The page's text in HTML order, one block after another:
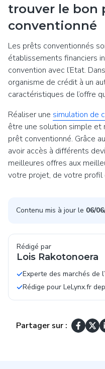
trouver le bon
conventionné
Les prêts conventionnés
établissements financiers
convention avec l’Etat.
organisme de crédit à un
caractéristiques de l’offre
Réaliser une simulation de
être une solution simple et
prêt conventionné. Grâce
avoir accès à différents
meilleures offres aux
votre projet, de votre profil
Contenu mis à jour le 06/
Rédigé par
Lois Rakotonoera
Experte des marchés de
Rédige pour LeLynx.fr
Partager sur :